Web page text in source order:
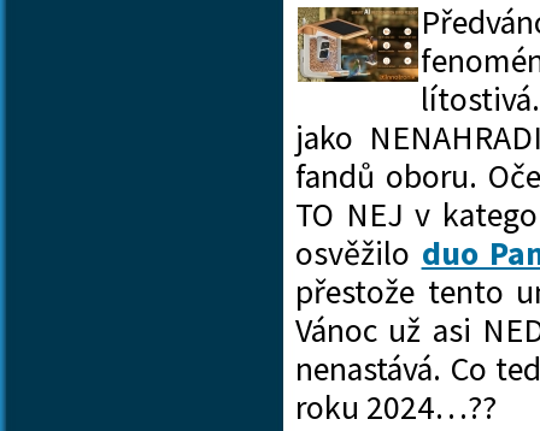
jako
fandů oboru.
TO NEJ v
osvěžilo duo
přestože tento
Vánoc už asi
nenastává. Co
roku 2024…??